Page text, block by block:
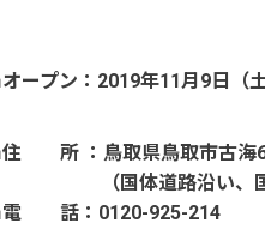
ープン：2019年11月9日（土
所 ：鳥取県鳥取市古海
（国体道路沿い、国体
電 話：0120-925-214